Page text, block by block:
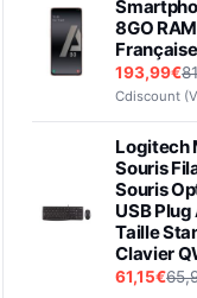
8GO
Française
193,99€
Cdiscount
Logitech
Souris
Souris
USB
Taille
Clavier
61,15€